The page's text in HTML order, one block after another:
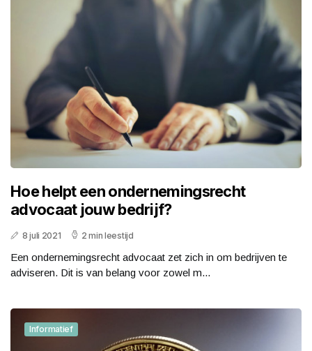
Hoe helpt een ondernemingsrecht
advocaat jouw bedrijf?
8 juli 2021 2 min leestijd
Een ondernemingsrecht advocaat zet zich in om bedrijven te
adviseren. Dit is van belang voor zowel m...
Informatief